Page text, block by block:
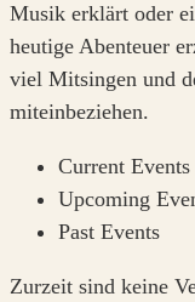
Musik erklärt oder
heutige Abenteuer
viel Mitsingen und
miteinbeziehen.
Current Events
Upcoming
Past Events
Zurzeit sind keine